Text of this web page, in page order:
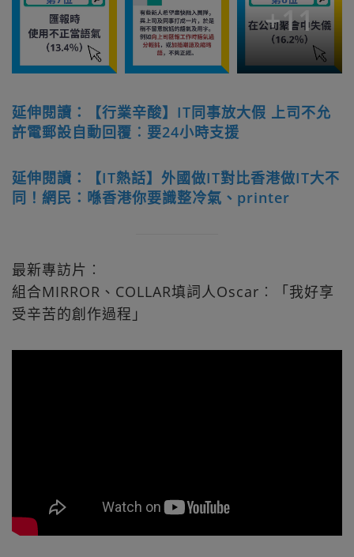
+11
延伸閱讀：【行業辛酸】IT同事放大假 上司不允
許電郵設自動回覆︰要24小時支援
延伸閱讀：【IT熱話】外國做IT對比香港做IT大不
同！網民：喺香港你要識整冷氣、printer
最新專訪片︰
組合MIRROR、COLLAR填詞人Oscar︰「我好享
受辛苦的創作過程」